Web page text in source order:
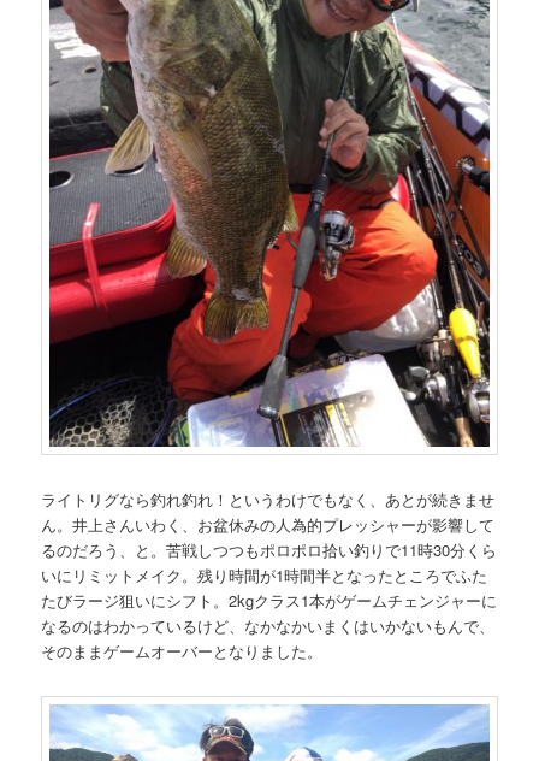
ライトリグなら釣れ釣れ！というわけでもなく、あとが続きませ
ん。井上さんいわく、お盆休みの人為的プレッシャーが影響して
るのだろう、と。苦戦しつつもポロポロ拾い釣りで11時30分くら
いにリミットメイク。残り時間が1時間半となったところでふた
たびラージ狙いにシフト。2kgクラス1本がゲームチェンジャーに
なるのはわかっているけど、なかなかいまくはいかないもんで、
そのままゲームオーバーとなりました。